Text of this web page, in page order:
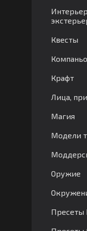
Квесты
Крафт
Лица,
Магия
Модели
Оружие
Пресеты